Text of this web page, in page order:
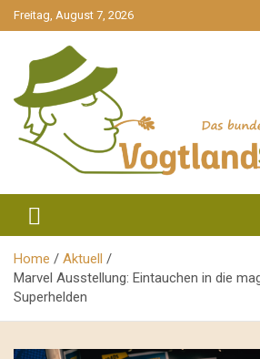
gehe
zum
Freitag, August 7, 2026
Vogtlandstreicher
Home
Aktuell
Marvel Ausstellung: Eintauchen in die
Superhelden